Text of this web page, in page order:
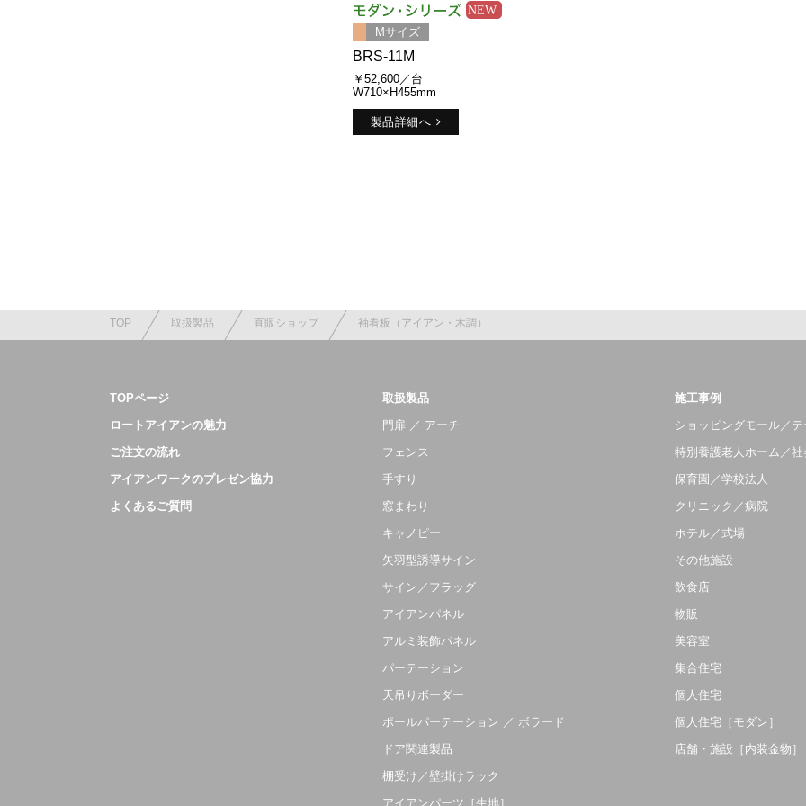
Mサイズ
BRS-11M
￥52,600／台
W710×H455mm
製品詳細へ
TOP 取扱製品 直販ショップ 袖看板（アイアン・木調）
TOPページ
ロートアイアンの魅力
ご注文の流れ
アイアンワークのプレゼン協力
よくあるご質問
取扱製品
門扉 ／ アーチ
フェンス
手すり
窓まわり
キャノピー
矢羽型誘導サイン
サイン／フラッグ
アイアンパネル
アルミ装飾パネル
パーテーション
天吊りボーダー
ポールパーテーション ／ ボラード
ドア関連製品
棚受け／壁掛けラック
アイアンパーツ［生地］
施工事例
ショッピングモール／テ
特別養護老人ホーム／社
保育園／学校法人
クリニック／病院
ホテル／式場
その他施設
飲食店
物販
美容室
集合住宅
個人住宅
個人住宅［モダン］
店舗・施設［内装金物］